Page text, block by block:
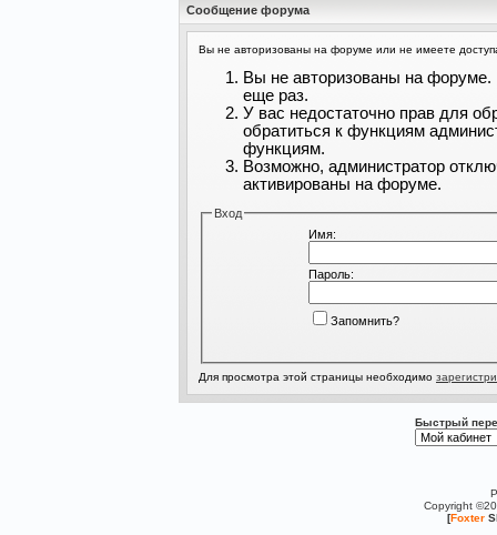
Сообщение форума
Вы не авторизованы на форуме или не имеете
Вы не авторизованы на форуме.
еще раз.
У вас недостаточно прав для
обратиться к функциям
функциям.
Возможно, администратор
активированы на форуме.
Вход
Имя:
Пароль:
Запомнить?
Для просмотра этой страницы необходимо
Быстрый
Copyright
[Foxter